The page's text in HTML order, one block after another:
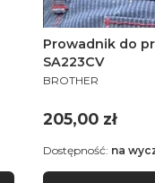
Prowadnik do
SA223CV
PRODUCENT
BROTHER
Cena
205,00 zł
Dostępność: na